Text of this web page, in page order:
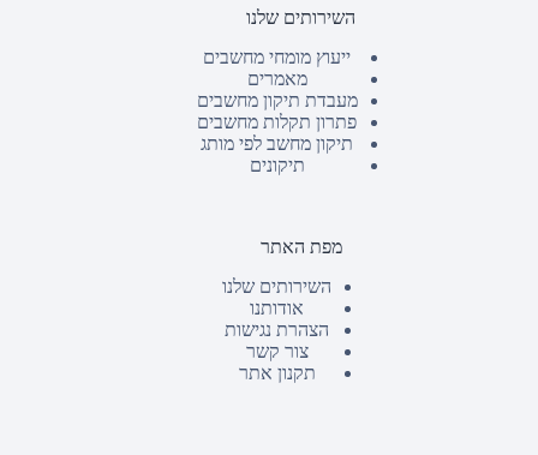
השירותים שלנו
ייעוץ מומחי מחשבים
מאמרים
מעבדת תיקון מחשבים
פתרון תקלות מחשבים
תיקון מחשב לפי מותג
תיקונים
מפת האתר
השירותים שלנו
אודותנו
הצהרת נגישות
צור קשר
תקנון אתר